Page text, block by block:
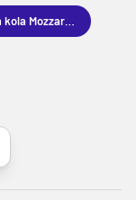
Tim kola Mozzart Bet Superlige